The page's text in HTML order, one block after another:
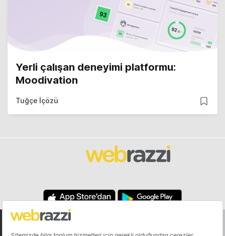
Yerli çalışan deneyimi platformu:
Moodivation
Tuğçe İçözü